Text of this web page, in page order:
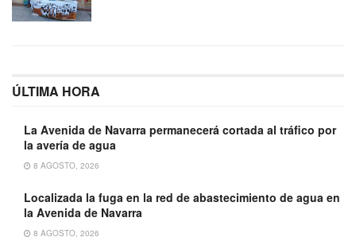
ÚLTIMA HORA
La Avenida de Navarra permanecerá cortada al tráfico por
la avería de agua
8 AGOSTO, 2026
Localizada la fuga en la red de abastecimiento de agua en
la Avenida de Navarra
8 AGOSTO, 2026